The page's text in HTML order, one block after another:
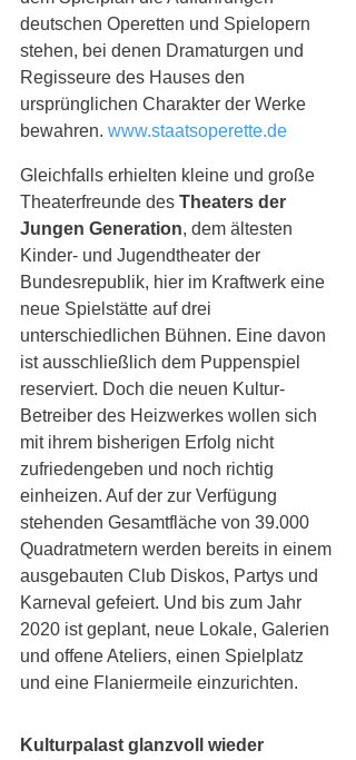
deutschen Operetten und Spielopern
stehen, bei denen Dramaturgen und
Regisseure des Hauses den
ursprünglichen Charakter der Werke
bewahren. www.staatsoperette.de
Gleichfalls erhielten kleine und große
Theaterfreunde des Theaters der
Jungen Generation, dem ältesten
Kinder- und Jugendtheater der
Bundesrepublik, hier im Kraftwerk eine
neue Spielstätte auf drei
unterschiedlichen Bühnen. Eine davon
ist ausschließlich dem Puppenspiel
reserviert. Doch die neuen Kultur-
Betreiber des Heizwerkes wollen sich
mit ihrem bisherigen Erfolg nicht
zufriedengeben und noch richtig
einheizen. Auf der zur Verfügung
stehenden Gesamtfläche von 39.000
Quadratmetern werden bereits in einem
ausgebauten Club Diskos, Partys und
Karneval gefeiert. Und bis zum Jahr
2020 ist geplant, neue Lokale, Galerien
und offene Ateliers, einen Spielplatz
und eine Flaniermeile einzurichten.
Kulturpalast glanzvoll wieder